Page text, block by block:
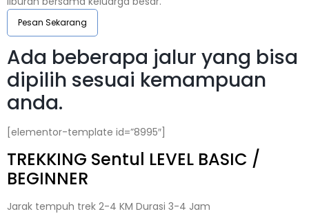
Pesan Sekarang
Ada beberapa jalur yang bisa
dipilih sesuai kemampuan
anda.
[elementor-template id=”8995″]
TREKKING Sentul LEVEL BASIC /
BEGINNER
Jarak tempuh trek 2-4 KM Durasi 3-4 Jam